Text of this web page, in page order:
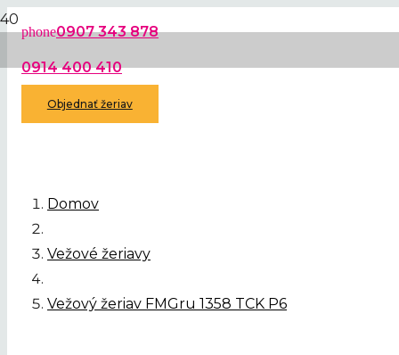
phone0907 343 878
0914 400 410
Objednať žeriav
Domov
Vežové žeriavy
Vežový žeriav FMGru 1358 TCK P6